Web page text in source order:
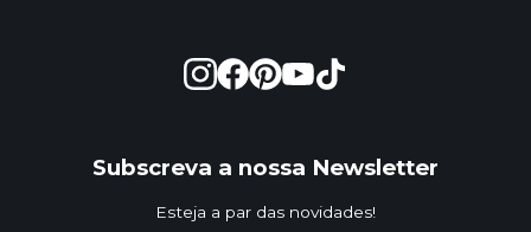
Subscreva a nossa Newsletter
Esteja a par das novidades!